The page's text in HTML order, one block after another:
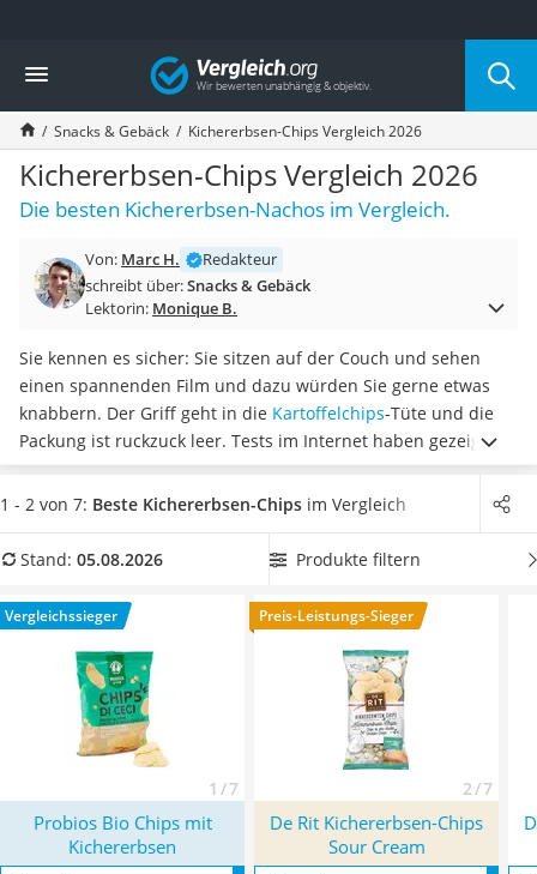
Die beliebtesten Vergleiche nach Kategorie
Lebensmittel
Schwarzkümmelöl
Knäckebrot
Schwarzkümmelöl-Kapseln
Manukahonig
Eiklar
Balsamico-Essig
Schwarzkümmelöl bio
Honig
Gemüsebrühe
Eiskaffee-Pulver
Irischer Whiskey
Grapefruitkernextrakt
Matcha-Set
MCT-Öl
Erythrit
Müsli ohne Zuckerzusatz
Vergleich
Snacks & Gebäck Kichererbsen-Chips Vergleich 2026
Kichererbsen-Chips Vergleich 2026
Die besten Kichererbsen-Nachos im Vergleich.
Von: Marc H.
Redakteur
schreibt über:Snacks & Gebäck
Lektorin: Monique B.
Sie kennen es sicher: Sie sitzen auf der Couch und sehen
einen spannenden Film und dazu würden Sie gerne etwas
knabbern. Der Griff geht in die Kartoffelchips-Tüte und die
Packung ist ruckzuck leer. Tests im Internet haben gezeigt,
dassKichererbsen-Chips hier eine etwas fettärmere
Alternative sind.Wählen Sie jetztvegane Kichererbsen-Chips
Ernährungsform bevorzugen. Überzeugt hat uns hier im
Kichererbsen* mit seinen Eigenschaften.
1 - 2 von 7: Beste Kichererbsen-Chips im Vergleich
Stand: 05.08.2026 Produkte filtern
Vergleichssieger
1 / 7
Preis-Leistungs-Sieger
2 / 7
Probios ‎Bio Chips mit
Kichererbsen
De Rit Kichererbsen-Chips
Sour Cream